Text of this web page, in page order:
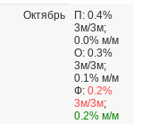
Октябрь
П: 0.4%
3м/3м;
0.0% м/м
О: 0.3%
3м/3м;
0.1% м/м
Ф: 0.2%
3м/3м;
0.2% м/м